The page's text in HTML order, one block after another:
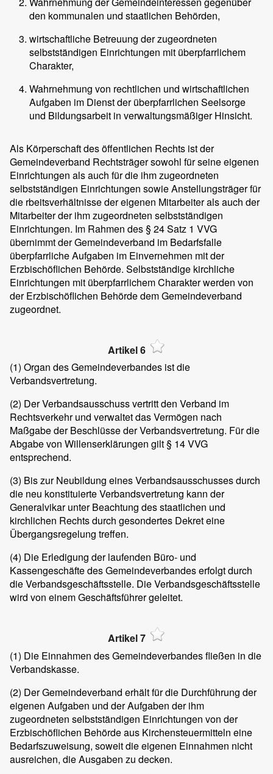
den kommunalen und staatlichen Behörden,
wirtschaftliche Betreuung der zugeordneten
selbstständigen Einrichtungen mit überpfarrlichem
Charakter,
Wahrnehmung von rechtlichen und wirtschaftlichen
Aufgaben im Dienst der überpfarrlichen Seelsorge
und Bildungsarbeit in verwaltungsmäßiger Hinsicht.
Als Körperschaft des öffentlichen Rechts ist der
Gemeindeverband Rechtsträger sowohl für seine eigenen
Einrichtungen als auch für die ihm zugeordneten
selbstständigen Einrichtungen sowie Anstellungsträger für
die rbeitsverhältnisse der eigenen Mitarbeiter als auch der
Mitarbeiter der ihm zugeordneten selbstständigen
Einrichtungen. Im Rahmen des § 24 Satz 1 VVG
übernimmt der Gemeindeverband im Bedarfsfalle
überpfarrliche Aufgaben im Einvernehmen mit der
Erzbischöflichen Behörde. Selbstständige kirchliche
Einrichtungen mit überpfarrlichem Charakter werden von
der Erzbischöflichen Behörde dem Gemeindeverband
zugeordnet.
Artikel 6
(1) Organ des Gemeindeverbandes ist die
Verbandsvertretung.
(2) Der Verbandsausschuss vertritt den Verband im
Rechtsverkehr und verwaltet das Vermögen nach
Maßgabe der Beschlüsse der Verbandsvertretung. Für die
Abgabe von Willenserklärungen gilt § 14 VVG
entsprechend.
(3) Bis zur Neubildung eines Verbandsausschusses durch
die neu konstituierte Verbandsvertretung kann der
Generalvikar unter Beachtung des staatlichen und
kirchlichen Rechts durch gesondertes Dekret eine
Übergangsregelung treffen.
(4) Die Erledigung der laufenden Büro- und
Kassengeschäfte des Gemeindeverbandes erfolgt durch
die Verbandsgeschäftsstelle. Die Verbandsgeschäftsstelle
wird von einem Geschäftsführer geleitet.
Artikel 7
(1) Die Einnahmen des Gemeindeverbandes fließen in die
Verbandskasse.
(2) Der Gemeindeverband erhält für die Durchführung der
eigenen Aufgaben und der Aufgaben der ihm
zugeordneten selbstständigen Einrichtungen von der
Erzbischöflichen Behörde aus Kirchensteuermitteln eine
Bedarfszuweisung, soweit die eigenen Einnahmen nicht
ausreichen, die Ausgaben zu decken.